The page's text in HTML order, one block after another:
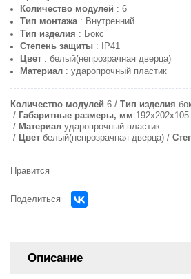
Количество модулей : 6
Тип монтажа: Внутренний
Тип изделия : Бокс
Степень защиты: IP41
Цвет: белый(непрозрачная дверца)
Материал: ударопрочный пластик
Количество модулей 6 Тип изделия
Габаритные размеры, мм 192x202x105
Материал ударопрочный пластик
Цвет белый(непрозрачная дверца)
Нравится
Поделиться
Описание